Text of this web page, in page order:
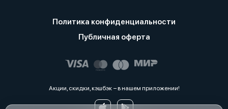
Политика конфиденциальности
Публичная оферта
Акции, скидки, кэшбэк − в нашем приложении!